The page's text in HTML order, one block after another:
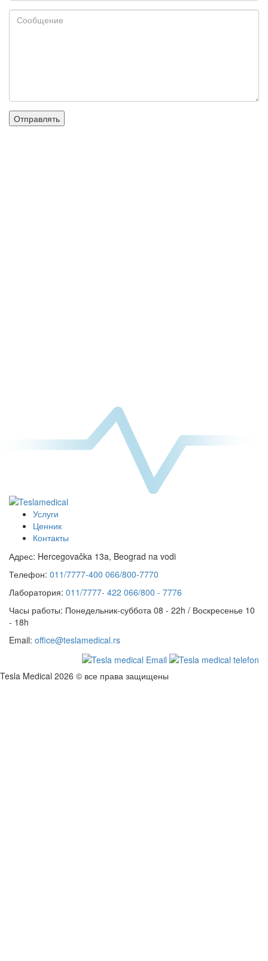
Услуги
Ценник
Контакты
Адрес: Hercegovačka 13a, Beograd na vodi
Телефон: 011/7777-400 066/800-7770
Лаборатория: 011/7777- 422 066/800 - 7776
Часы работы: Понедельник-суббота 08 - 22h / Воскресенье 10
- 18h
Email: office@teslamedical.rs
Tesla Medical 2026 © все права защищены